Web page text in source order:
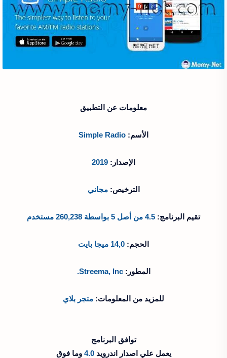
معلومات عن التطبيق
الأسم: Simple Radio
الإصدار: 2019
الترخيص:مجاني
تقيم البرنامج: 4.5 من أصل 5 بواسطة 260,238 مستخدم
الحجم: 14,0 ميجا بايت
المطور:Streema, Inc.
للمزيد من المعلومات: متجر بلاي
توافق البرنامج
يعمل علي اصدار اندرويد4.0 وما فوق